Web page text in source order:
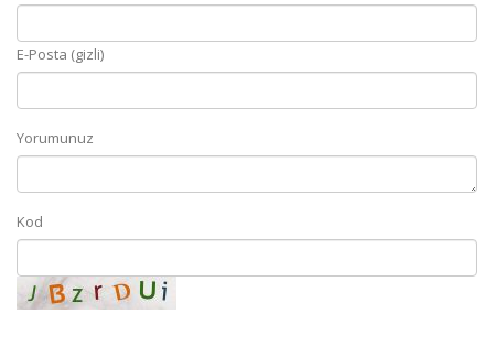
E-Posta (gizli)
Yorumunuz
Kod